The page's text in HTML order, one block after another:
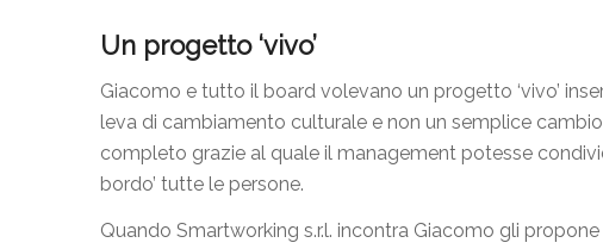
Un progetto ‘vivo’
Giacomo e tutto il board volevano un progetto ‘vivo’
leva di cambiamento culturale e non un semplice
completo grazie al quale il management potesse
bordo’ tutte le persone.
Quando Smartworking s.r.l. incontra Giacomo gli